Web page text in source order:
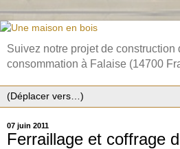
Suivez notre projet de construction
consommation à Falaise (14700
07 juin 2011
Ferraillage et coffrage